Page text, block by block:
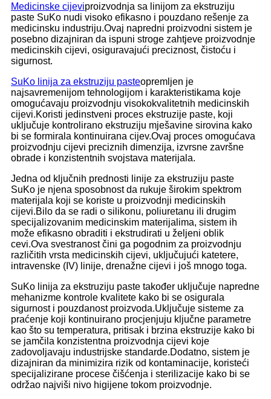
Medicinske cijeviproizvodnja sa linijom za ekstruziju
paste SuKo nudi visoko efikasno i pouzdano rešenje za
medicinsku industriju.Ovaj napredni proizvodni sistem je
posebno dizajniran da ispuni stroge zahtjeve proizvodnje
medicinskih cijevi, osiguravajući preciznost, čistoću i
sigurnost.
SuKo linija za ekstruziju pasteopremljen je
najsavremenijom tehnologijom i karakteristikama koje
omogućavaju proizvodnju visokokvalitetnih medicinskih
cijevi.Koristi jedinstveni proces ekstruzije paste, koji
uključuje kontrolirano ekstruziju mješavine sirovina kako
bi se formirala kontinuirana cijev.Ovaj proces omogućava
proizvodnju cijevi preciznih dimenzija, izvrsne završne
obrade i konzistentnih svojstava materijala.
Jedna od ključnih prednosti linije za ekstruziju paste
SuKo je njena sposobnost da rukuje širokim spektrom
materijala koji se koriste u proizvodnji medicinskih
cijevi.Bilo da se radi o silikonu, poliuretanu ili drugim
specijalizovanim medicinskim materijalima, sistem ih
može efikasno obraditi i ekstrudirati u željeni oblik
cevi.Ova svestranost čini ga pogodnim za proizvodnju
različitih vrsta medicinskih cijevi, uključujući katetere,
intravenske (IV) linije, drenažne cijevi i još mnogo toga.
SuKo linija za ekstruziju paste također uključuje napredne
mehanizme kontrole kvalitete kako bi se osigurala
sigurnost i pouzdanost proizvoda.Uključuje sisteme za
praćenje koji kontinuirano procjenjuju ključne parametre
kao što su temperatura, pritisak i brzina ekstruzije kako bi
se jamčila konzistentna proizvodnja cijevi koje
zadovoljavaju industrijske standarde.Dodatno, sistem je
dizajniran da minimizira rizik od kontaminacije, koristeći
specijalizirane procese čišćenja i sterilizacije kako bi se
održao najviši nivo higijene tokom proizvodnje.